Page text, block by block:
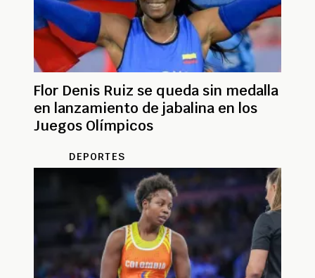
Flor Denis Ruiz se queda sin medalla
en lanzamiento de jabalina en los
Juegos Olímpicos
DEPORTES